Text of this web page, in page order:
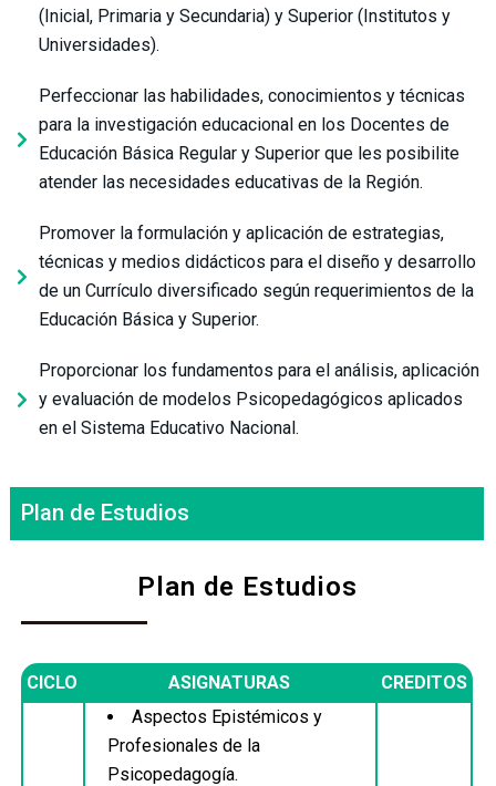
(Inicial, Primaria y Secundaria) y Superior (Institutos y
Universidades).
Perfeccionar las habilidades, conocimientos y técnicas
para la investigación educacional en los Docentes de
Educación Básica Regular y Superior que les posibilite
atender las necesidades educativas de la Región.
Promover la formulación y aplicación de estrategias,
técnicas y medios didácticos para el diseño y desarrollo
de un Currículo diversificado según requerimientos de la
Educación Básica y Superior.
Proporcionar los fundamentos para el análisis, aplicación
y evaluación de modelos Psicopedagógicos aplicados
en el Sistema Educativo Nacional.
Plan de Estudios
Plan de Estudios
CICLO ASIGNATURAS CREDITOS
Aspectos Epistémicos y
Profesionales de la
Psicopedagogía.